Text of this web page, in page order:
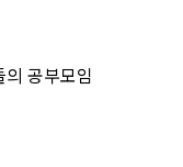
공부모임